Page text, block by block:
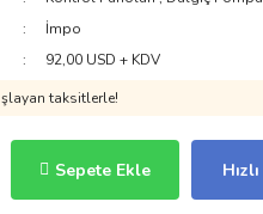
İmpo
92,00 USD + KDV
taksitlerle!
Sepete Ekle